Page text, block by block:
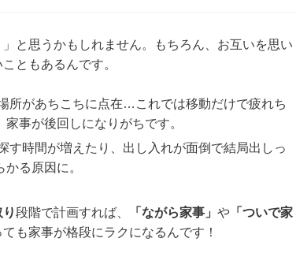
と思うかもしれません。もちろん、お互いを思い
ともあるんです。
所があちこちに点在…これでは移動だけで疲れち
事が後回しになりがちです。
す時間が増えたり、出し入れが面倒で結局出しっ
る原因に。
段階で計画すれば、 「ながら家事」 や 「ついで家
も家事が格段にラクになるんです！